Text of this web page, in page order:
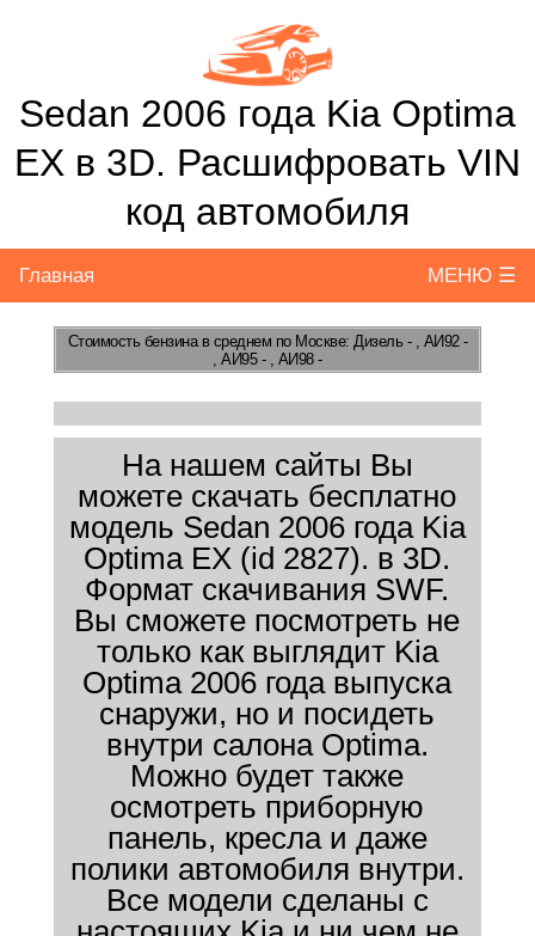
Sedan 2006 года Kia Optima
EX в 3D. Расшифровать VIN
код автомобиля
Главная МЕНЮ ☰
Стоимость бензинав среднем по Москве: Дизель - , АИ92 -
, АИ95 - , АИ98 -
На нашем сайты Вы
можете скачать бесплатно
модель Sedan 2006 года Kia
Optima EX (id 2827). в 3D.
Формат скачивания SWF.
Вы сможете посмотреть не
только как выглядит Kia
Optima 2006 года выпуска
снаружи, но и посидеть
внутри салона Optima.
Можно будет также
осмотреть приборную
панель, кресла и даже
полики автомобиля внутри.
Все модели сделаны с